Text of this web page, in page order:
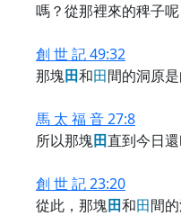
嗎？從那裡來的稗子呢
創 世 記 49:32
那塊田和田間的洞原
馬 太 福 音 27:8
所以那塊田直到今日
創 世 記 23:20
從此，那塊田和田間